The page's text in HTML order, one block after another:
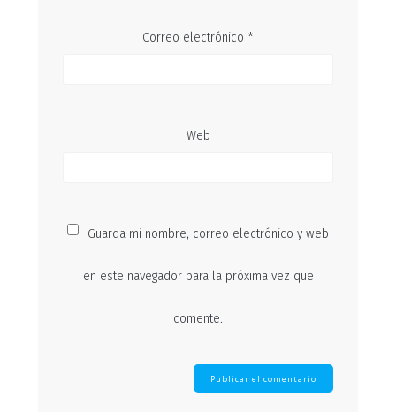
Correo electrónico *
Web
Guarda mi nombre, correo electrónico y web
en este navegador para la próxima vez que
comente.